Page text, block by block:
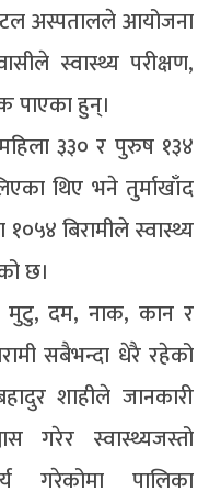
अस्पतालले आयोजना
स्वास्थ्य परीक्षण,
पाएका हुन्।
३३० र पुरुष १३४
थिए भने तुर्माखाँद
१०५४ बिरामीले स्वास्थ्य
छ।
मुटु, दम, नाक, कान र
सबैभन्दा धेरै रहेको
शाहीले जानकारी
गरेर स्वास्थ्यजस्तो
गरेकोमा पालिका